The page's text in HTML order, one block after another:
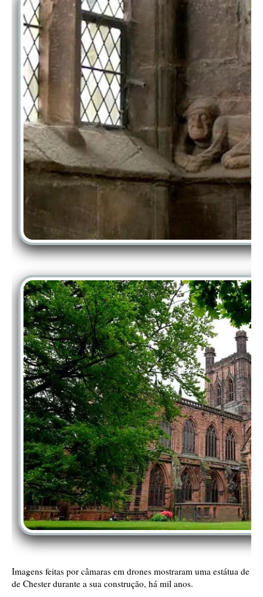
Imagens feitas por câmaras em drones mostraram uma estátua de
de Chester durante a sua construção, há mil anos.